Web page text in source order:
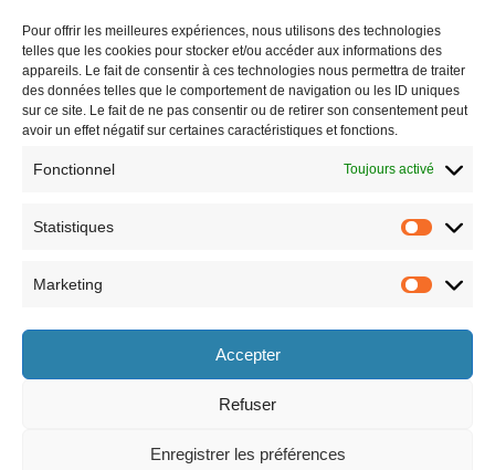
Pour offrir les meilleures expériences, nous utilisons des technologies
telles que les cookies pour stocker et/ou accéder aux informations des
appareils. Le fait de consentir à ces technologies nous permettra de traiter
des données telles que le comportement de navigation ou les ID uniques
sur ce site. Le fait de ne pas consentir ou de retirer son consentement peut
avoir un effet négatif sur certaines caractéristiques et fonctions.
Fonctionnel Toujours activé
Statistiques
Marketing
Accepter
Refuser
Enregistrer les préférences
Horaires
le lundi 8h30-12h et 13h30-17h30,
le jeudi 8h30-12h et 13h30-17h30,
le vendredi 8h30-12h et 13h30-17h,